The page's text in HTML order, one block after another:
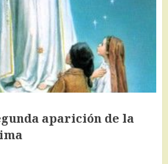
aparición de la